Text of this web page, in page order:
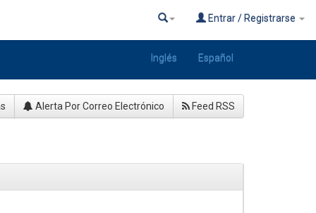
Entrar / Registrarse
Inglés Español
Alerta Por Correo Electrónico Feed RSS